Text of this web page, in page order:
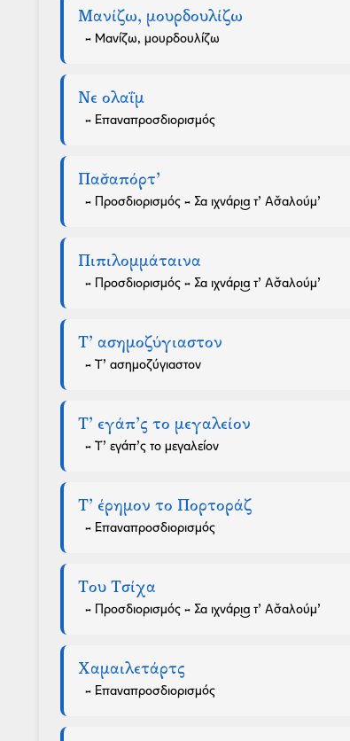
Μανίζω, μουρδουλίζω
- Μανίζω, μουρδουλίζω
Νε ολαΐμ
- Επαναπροσδιορισμός
Πασ̌απόρτ’
- Προσδιορισμός - Σα ιχνάρι͜α τ’ Ασ̌αλούμ’
Πιπιλομμάταινα
- Προσδιορισμός - Σα ιχνάρι͜α τ’ Ασ̌αλούμ’
Τ’ ασημοζύγιαστον
- Τ’ ασημοζύγιαστον
Τ’ εγάπ’ς το μεγαλείον
- Τ’ εγάπ’ς το μεγαλείον
Τ’ έρημον το Πορτοράζ
- Επαναπροσδιορισμός
Του Τσίχα
- Προσδιορισμός - Σα ιχνάρι͜α τ’ Ασ̌αλούμ’
Χαμαιλετάρτς
- Επαναπροσδιορισμός